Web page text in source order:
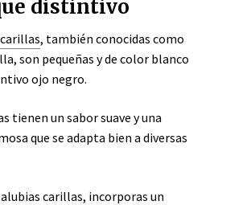
distintivo
, también conocidas como
son pequeñas y de color blanco
ojo negro.
tienen un sabor suave y una
que se adapta bien a diversas
carillas, incorporas un